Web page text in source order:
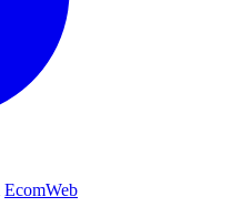
EcomWeb